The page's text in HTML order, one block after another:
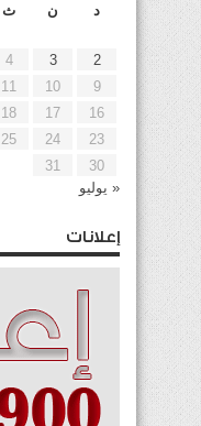
د
ن ث
2
3
4
9
10
11
16
17
18
23
24
25
30
31
« يوليو
إعلانات